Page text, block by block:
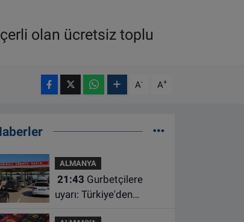
olan ücretsiz toplu
A- A+
ALMANYA
21:43
uyarı: Türkiye'den